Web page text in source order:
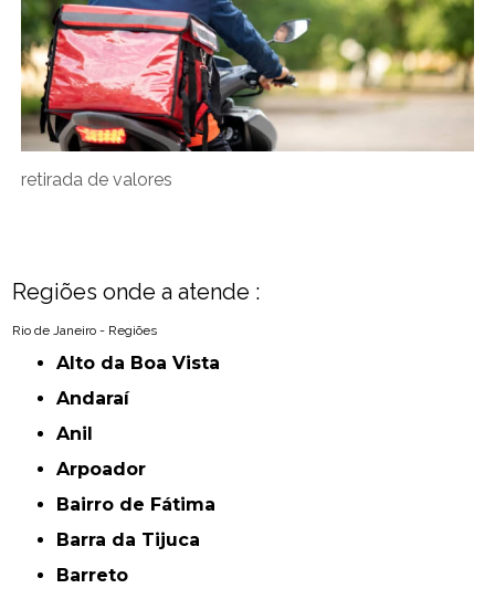
retirada de valores
Regiões onde a atende :
Rio de Janeiro - Regiões
Alto da Boa Vista
Andaraí
Anil
Arpoador
Bairro de Fátima
Barra da Tijuca
Barreto